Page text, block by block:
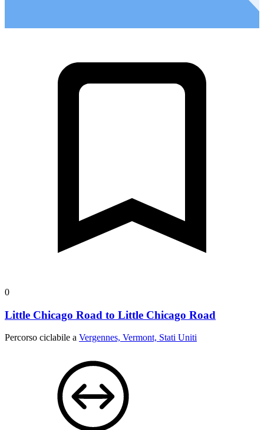
0
Little Chicago Road to Little Chicago Road
Percorso ciclabile a Vergennes, Vermont, Stati Uniti